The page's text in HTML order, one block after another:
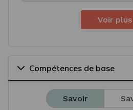
Voir plus
Compétences de base
Savoir